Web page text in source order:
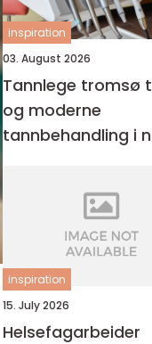
inspiration
03. August 2026
Tannlege tromsø trygg
og moderne
tannbehandling i
inspiration
15. July 2026
Helsefagarbeider